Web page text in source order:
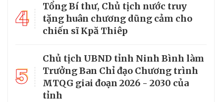
4
Tổng Bí thư, Chủ tịch nước truy
tặng huân chương dũng cảm cho
chiến sĩ Kpă Thiêp
5
Chủ tịch UBND tỉnh Ninh Bình làm
Trưởng Ban Chỉ đạo Chương trình
MTQG giai đoạn 2026 - 2030 của
tỉnh